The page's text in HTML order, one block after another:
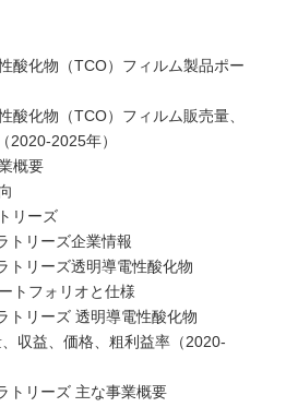
酸化物（TCO）フィルム製品ポー
酸化物（TCO）フィルム販売量、
2020-2025年）
概要
リーズ
トリーズ企業情報
トリーズ透明導電性酸化物
トフォリオと仕様
トリーズ 透明導電性酸化物
、収益、価格、粗利益率（2020-
トリーズ 主な事業概要